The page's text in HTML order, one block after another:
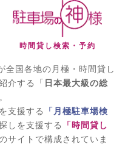
時間貸し検索・予約
全国各地の月極・時間貸し
介する「 日本最大級の総
支援する
「月極駐車場検
しを支援する
「時間貸し
サイトで構成されていま